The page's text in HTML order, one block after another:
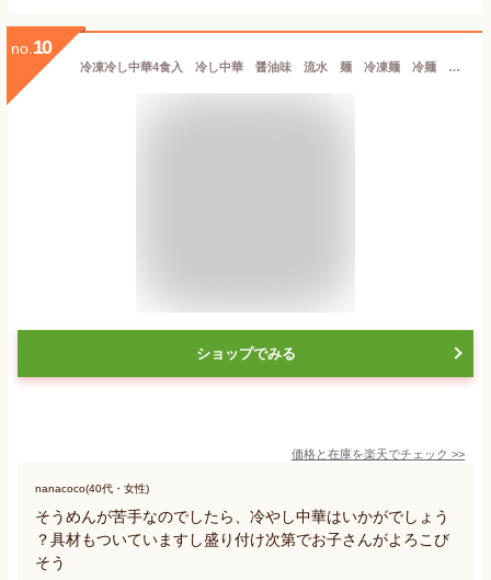
no. 10
冷凍冷し中華4食入 冷し中華 醤油味 流水 麺 冷凍麺 冷麺 氷 具材付き 簡単 お中元 お歳暮 お取り寄せ 仙台 牛タン 冷凍食品 中華くらげ くらげ スライスハム 錦糸卵 七夕 送料無料 大盛り たっぷり マヨ たまご
ショップでみる
価格と在庫を楽天でチェック >>
nanacoco(40代・女性)
そうめんが苦手なのでしたら、冷やし中華はいかがでしょう
？具材もついていますし盛り付け次第でお子さんがよろこび
そう